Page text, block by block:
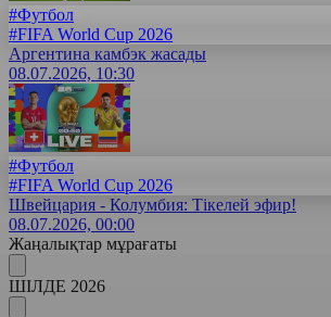
#Футбол
#FIFA World Cup 2026
Аргентина камбэк жасады
08.07.2026, 10:30
#Футбол
#FIFA World Cup 2026
Швейцария - Колумбия: Тікелей эфир!
08.07.2026, 00:00
Жаңалықтар мұрағаты
ШІЛДЕ 2026